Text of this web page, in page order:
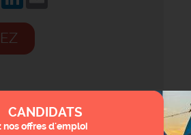
CANDIDATS
nos offres d'emploi